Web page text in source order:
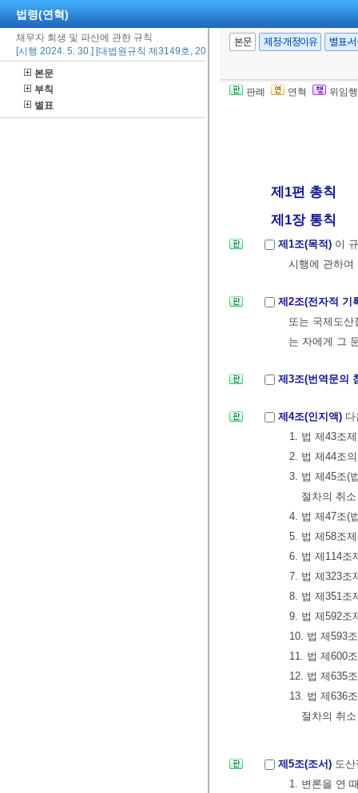
법령(연혁)
채무자 회생 및 파산에 관한 규칙
[시행 2024. 5. 30.] [대법원규칙 제3149호, 2024. 5. 30., 일부개정]
본문
부칙
별표
본문 제정·개정이유 별표·
판례 연혁 위임
제1편 총칙
제1장 통칙
제1조(목적) 이
시행에 관하여
제2조(전자적 기
또는 국제도산
는 자에게 그
제3조(번역문의
제4조(인지액)
1. 법 제43조
2. 법 제44조
3. 법 제45조(
절차의 취
4. 법 제47조(
5. 법 제58조
6. 법 제114조
7. 법 제323조
8. 법 제351조
9. 법 제592조
10. 법 제593
11. 법 제600
12. 법 제635
13. 법 제636
절차의 취
제5조(조서) 도
1. 변론을 연